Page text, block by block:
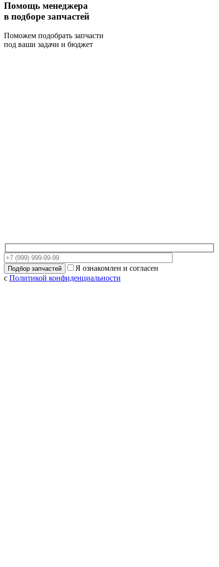
Помощь менеджера
в подборе запчастей
Поможем подобрать запчасти
под ваши задачи и бюджет
Я ознакомлен и согласен
с Политикой конфиденциальности